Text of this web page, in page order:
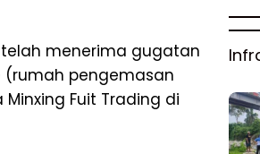
telah menerima gugatan
(rumah pengemasan
Fuit Trading di